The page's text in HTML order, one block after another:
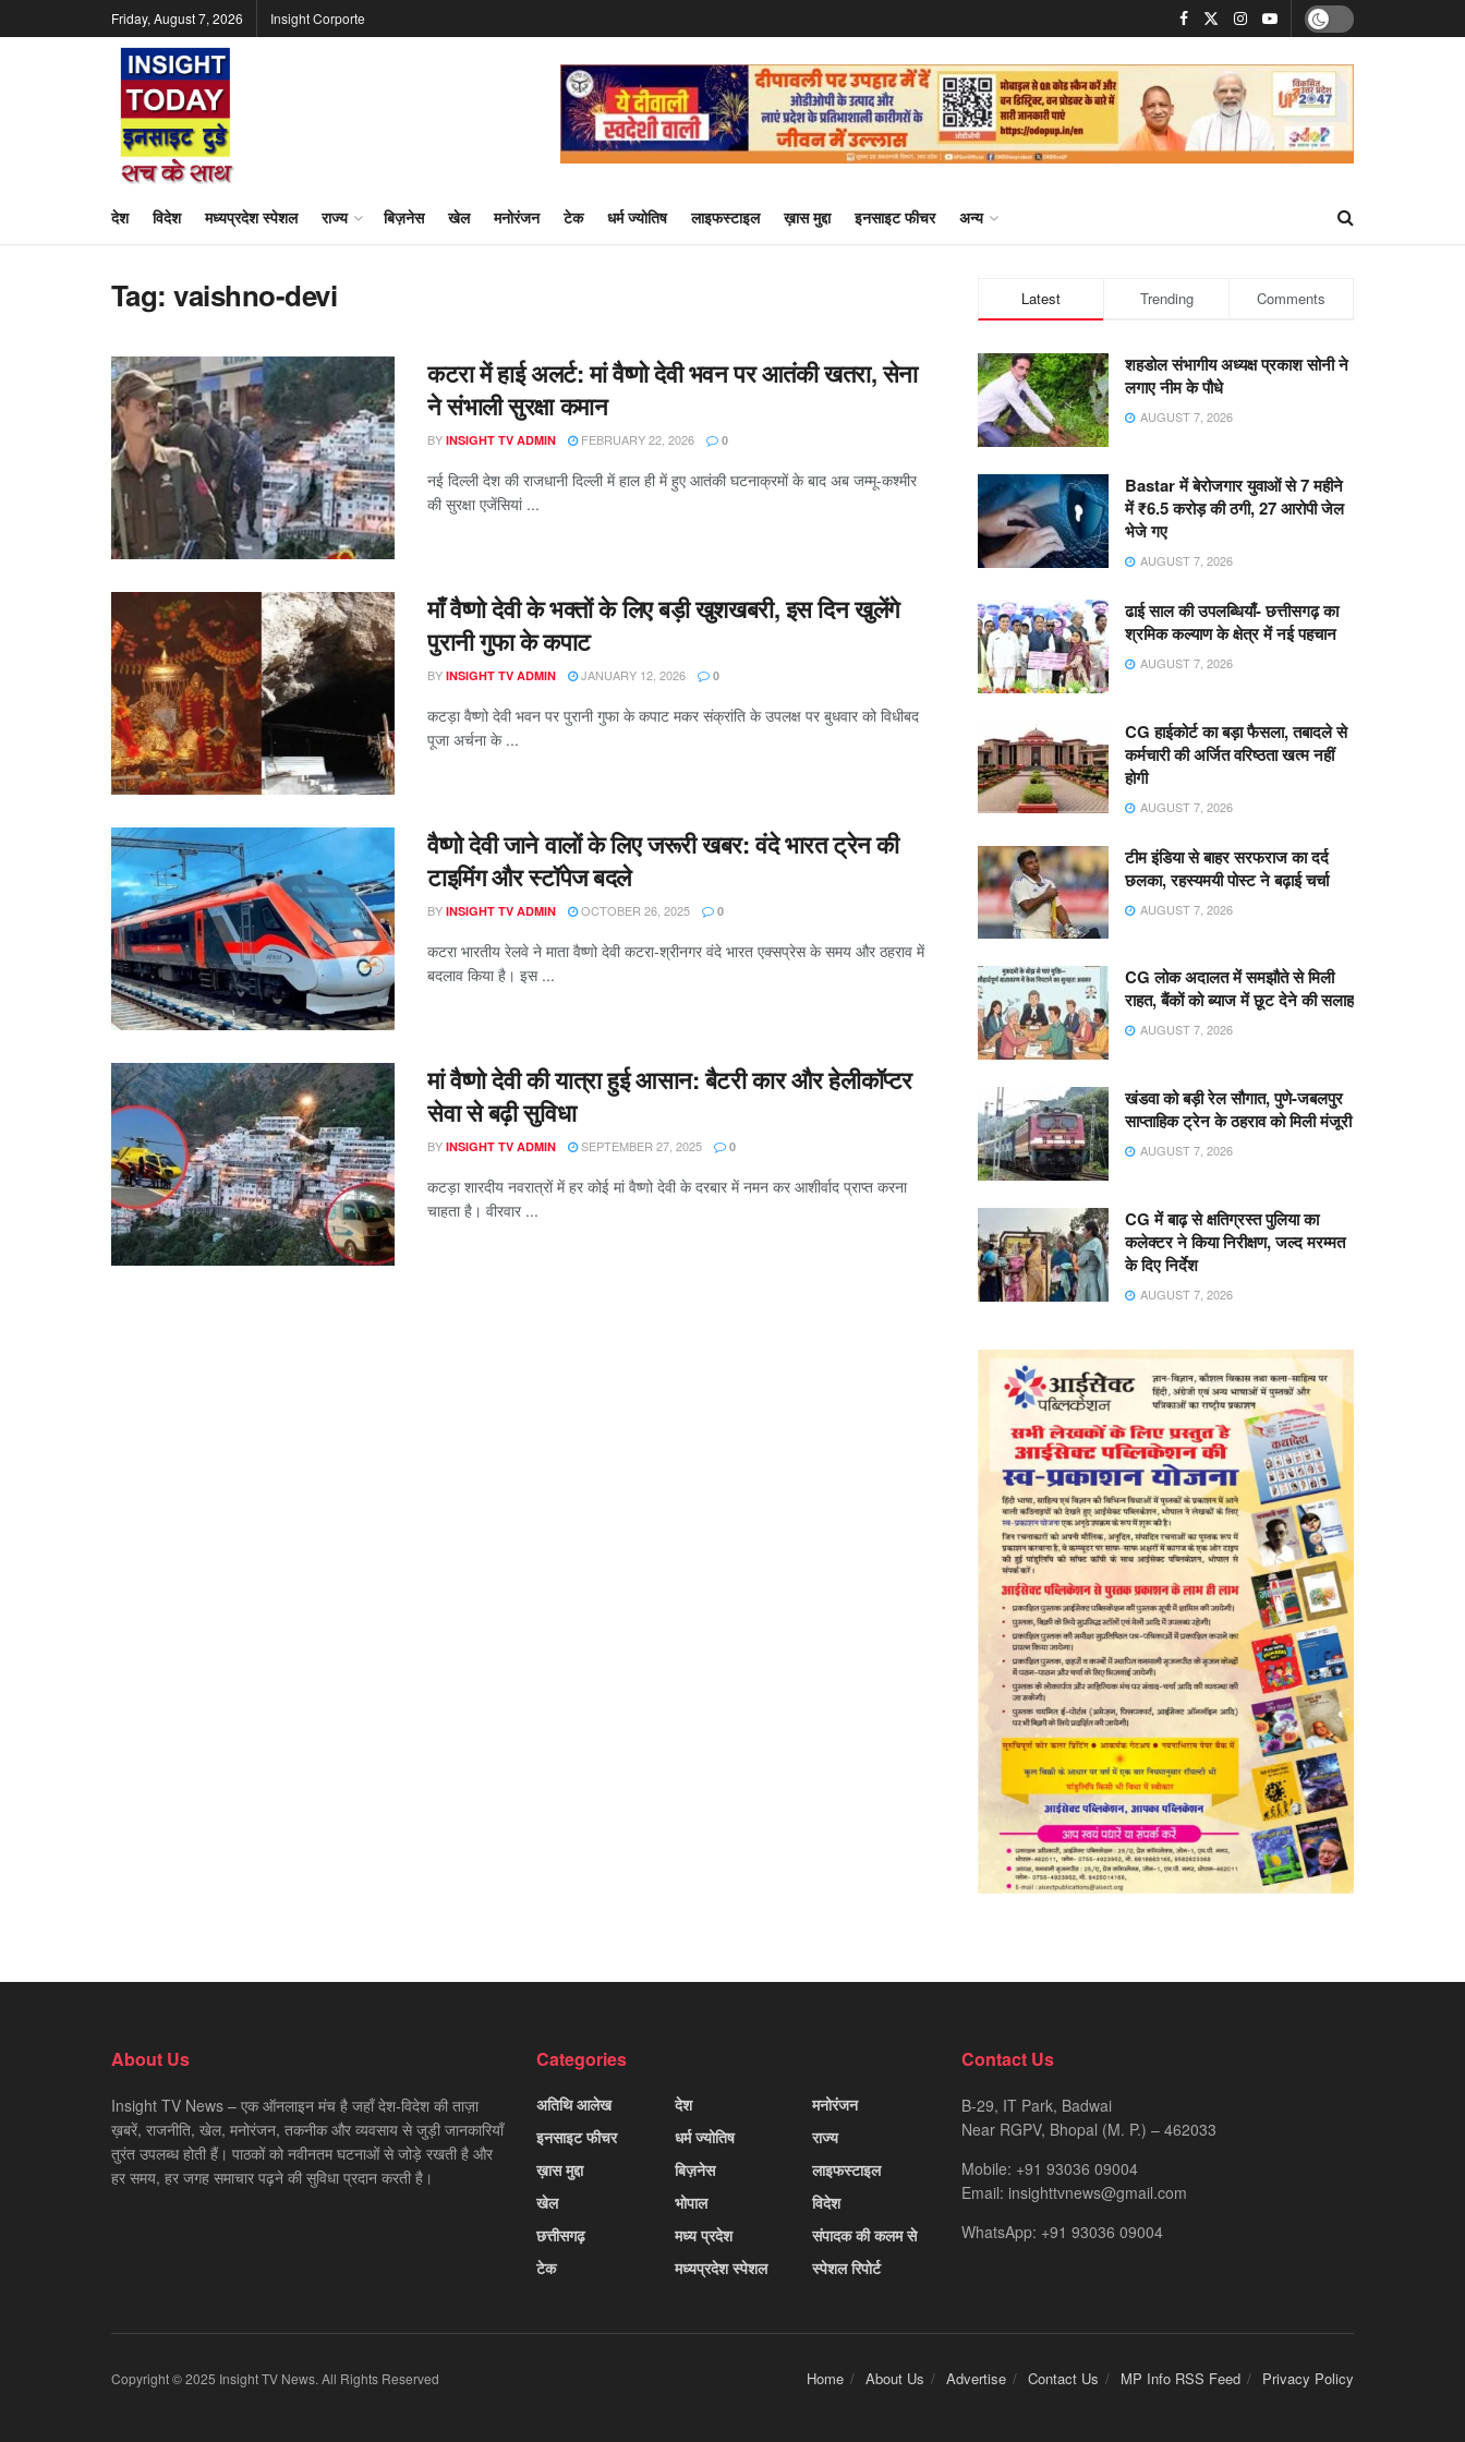
Friday, August 7, 2026 Insight Corporte
देश विदेश मध्यप्रदेश स्पेशल राज्य बिज़नेस खेल मनोरंजन टेक धर्म ज्योतिष लाइफस्टाइल ख़ास मुद्दा इनसाइट फीचर अन्य
Tag:vaishno-devi
कटरा में हाई अलर्ट: मां वैष्णो देवी भवन पर आतंकी खतरा, सेना
ने संभाली सुरक्षा कमान
BY INSIGHT TV ADMIN FEBRUARY 22, 2026 0
नई दिल्ली देश की राजधानी दिल्ली में हाल ही में हुए आतंकी घटनाक्रमों के बाद अब जम्मू-कश्मीर
की सुरक्षा एजेंसियां ...
माँ वैष्णो देवी के भक्तों के लिए बड़ी खुशखबरी, इस दिन खुलेंगे
पुरानी गुफा के कपाट
BY INSIGHT TV ADMIN JANUARY 12, 2026 0
कटड़ा वैष्णो देवी भवन पर पुरानी गुफा के कपाट मकर संक्रांति के उपलक्ष पर बुधवार को विधीबद
पूजा अर्चना के ...
वैष्णो देवी जाने वालों के लिए जरूरी खबर: वंदे भारत ट्रेन की
टाइमिंग और स्टॉपेज बदले
BY INSIGHT TV ADMIN OCTOBER 26, 2025 0
कटरा भारतीय रेलवे ने माता वैष्णो देवी कटरा-श्रीनगर वंदे भारत एक्सप्रेस के समय और ठहराव में
बदलाव किया है। इस ...
मां वैष्णो देवी की यात्रा हुई आसान: बैटरी कार और हेलीकॉप्टर
सेवा से बढ़ी सुविधा
BY INSIGHT TV ADMIN SEPTEMBER 27, 2025 0
कटड़ा शारदीय नवरात्रों में हर कोई मां वैष्णो देवी के दरबार में नमन कर आशीर्वाद प्राप्त करना
चाहता है। वीरवार ...
Latest Trending Comments
शहडोल संभागीय अध्यक्ष प्रकाश सोनी ने
लगाए नीम के पौधे
AUGUST 7, 2026
Bastar में बेरोजगार युवाओं से 7 महीने
में ₹6.5 करोड़ की ठगी, 27 आरोपी जेल
भेजे गए
AUGUST 7, 2026
ढाई साल की उपलब्धियाँ- छत्तीसगढ़ का
श्रमिक कल्याण के क्षेत्र में नई पहचान
AUGUST 7, 2026
CG हाईकोर्ट का बड़ा फैसला, तबादले से
कर्मचारी की अर्जित वरिष्ठता खत्म नहीं
होगी
AUGUST 7, 2026
टीम इंडिया से बाहर सरफराज का दर्द
छलका, रहस्यमयी पोस्ट ने बढ़ाई चर्चा
AUGUST 7, 2026
CG लोक अदालत में समझौते से मिली
राहत, बैंकों को ब्याज में छूट देने की सलाह
AUGUST 7, 2026
खंडवा को बड़ी रेल सौगात, पुणे-जबलपुर
साप्ताहिक ट्रेन के ठहराव को मिली मंजूरी
AUGUST 7, 2026
CG में बाढ़ से क्षतिग्रस्त पुलिया का
कलेक्टर ने किया निरीक्षण, जल्द मरम्मत
के दिए निर्देश
AUGUST 7, 2026
About Us
Insight TV News – एक ऑनलाइन मंच है जहाँ देश-विदेश की ताज़ा
ख़बरें, राजनीति, खेल, मनोरंजन, तकनीक और व्यवसाय से जुड़ी जानकारियाँ
तुरंत उपलब्ध होती हैं। पाठकों को नवीनतम घटनाओं से जोड़े रखती है और
हर समय, हर जगह समाचार पढ़ने की सुविधा प्रदान करती है।
Categories
अतिथि आलेख
इनसाइट फीचर
ख़ास मुद्दा
खेल
छत्तीसगढ़
टेक
देश
धर्म ज्योतिष
बिज़नेस
भोपाल
मध्य प्रदेश
मध्यप्रदेश स्पेशल
मनोरंजन
राज्य
लाइफस्टाइल
विदेश
संपादक की कलम से
स्पेशल रिपोर्ट
Contact Us
B-29, IT Park, Badwai
Near RGPV, Bhopal (M. P.) – 462033
Mobile: +91 93036 09004
Email: insighttvnews@gmail.com
WhatsApp: +91 93036 09004
Home About Us Advertise Contact Us MP Info RSS Feed Privacy Policy
Copyright © 2025 Insight TV News. All Rights Reserved